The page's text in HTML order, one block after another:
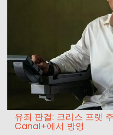
유죄 판결: 크리스 프랫
Canal+에서 방영